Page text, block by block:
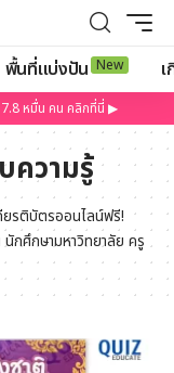
พื้นที่แบ่งปัน New
7.8 หมื่น คน คลิกที่นี่ ▶
ความรู้
รติบัตรออนไลน์ฟรี!
กศึกษามหาวิทยาลัย ครู